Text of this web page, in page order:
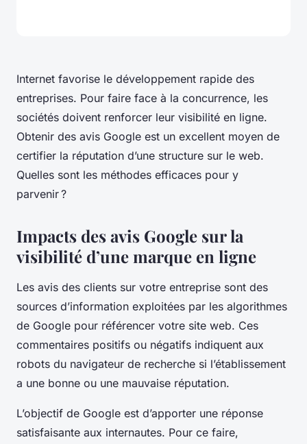
Internet favorise le développement rapide des
entreprises. Pour faire face à la concurrence, les
sociétés doivent renforcer leur visibilité en ligne.
Obtenir des avis Google est un excellent moyen de
certifier la réputation d’une structure sur le web.
Quelles sont les méthodes efficaces pour y
parvenir ?
Impacts des avis Google sur la
visibilité d’une marque en ligne
Les avis des clients sur votre entreprise sont des
sources d’information exploitées par les algorithmes
de Google pour référencer votre site web. Ces
commentaires positifs ou négatifs indiquent aux
robots du navigateur de recherche si l’établissement
a une bonne ou une mauvaise réputation.
L’objectif de Google est d’apporter une réponse
satisfaisante aux internautes. Pour ce faire,